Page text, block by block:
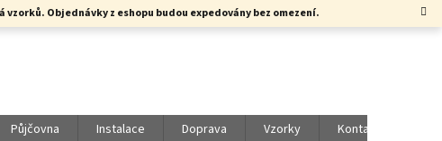
Objednávky z eshopu budou expedovány bez omezení.
Půjčovna Instalace Doprava Vzorky Kontakty